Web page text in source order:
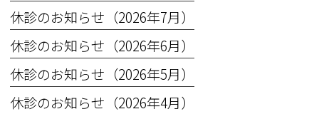
休診のお知らせ（2026年7月）
休診のお知らせ（2026年6月）
休診のお知らせ（2026年5月）
休診のお知らせ（2026年4月）